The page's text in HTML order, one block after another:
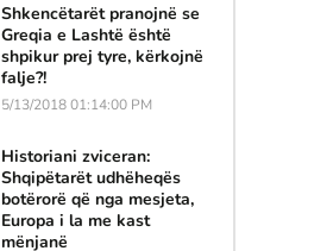
Shkencëtarët pranojnë se
Greqia e Lashtë është
shpikur prej tyre, kërkojnë
falje?!
5/13/2018 01:14:00 PM
Historiani zviceran:
Shqipëtarët udhëheqës
botërorë që nga mesjeta,
Europa i la me kast
mënjanë